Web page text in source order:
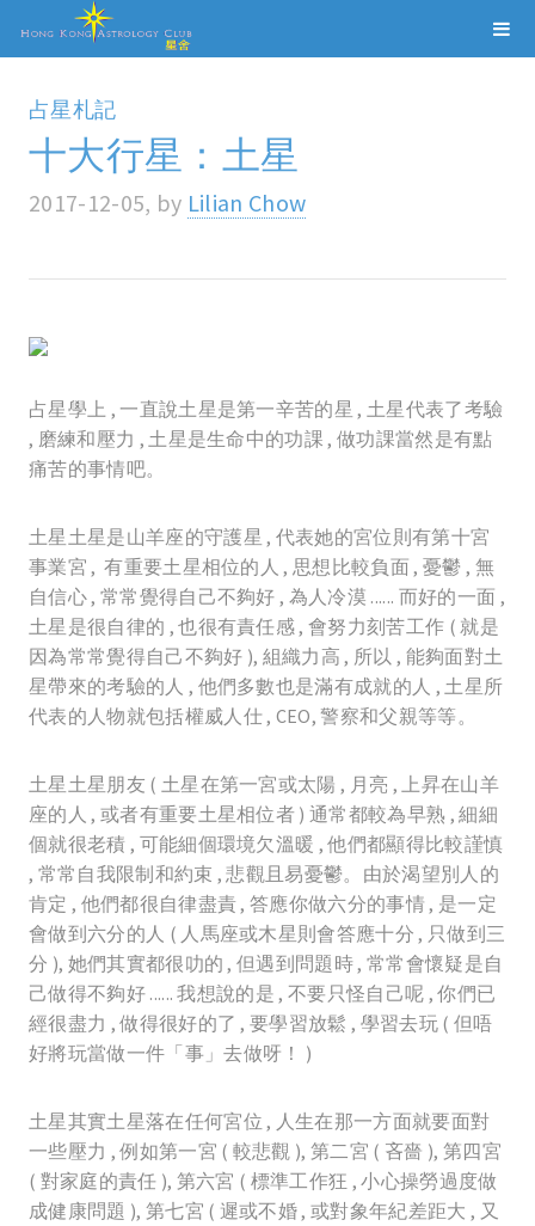
占星札記
十大行星：土星
2017-12-05, by Lilian Chow
占星學上 , 一直說土星是第一辛苦的星 , 土星代表了考驗
, 磨練和壓力 , 土星是生命中的功課 , 做功課當然是有點
痛苦的事情吧。
土星土星是山羊座的守護星 , 代表她的宮位則有第十宮
事業宮 , 有重要土星相位的人 , 思想比較負面 , 憂鬱 , 無
自信心 , 常常覺得自己不夠好 , 為人冷漠 ...... 而好的一面 ,
土星是很自律的 , 也很有責任感 , 會努力刻苦工作 ( 就是
因為常常覺得自己不夠好 ), 組織力高 , 所以 , 能夠面對土
星帶來的考驗的人 , 他們多數也是滿有成就的人 , 土星所
代表的人物就包括權威人仕 , CEO, 警察和父親等等。
土星土星朋友 ( 土星在第一宮或太陽 , 月亮 , 上昇在山羊
座的人 , 或者有重要土星相位者 ) 通常都較為早熟 , 細細
個就很老積 , 可能細個環境欠溫暖 , 他們都顯得比較謹慎
, 常常自我限制和約束 , 悲觀且易憂鬱。由於渴望別人的
肯定 , 他們都很自律盡責 , 答應你做六分的事情 , 是一定
會做到六分的人 ( 人馬座或木星則會答應十分 , 只做到三
分 ), 她們其實都很叻的 , 但遇到問題時 , 常常會懷疑是自
己做得不夠好 ...... 我想說的是 , 不要只怪自己呢 , 你們已
經很盡力 , 做得很好的了 , 要學習放鬆 , 學習去玩 ( 但唔
好將玩當做一件「事」去做呀！ )
土星其實土星落在任何宮位 , 人生在那一方面就要面對
一些壓力 , 例如第一宮 ( 較悲觀 ), 第二宮 ( 吝嗇 ), 第四宮
( 對家庭的責任 ), 第六宮 ( 標準工作狂 , 小心操勞過度做
成健康問題 ), 第七宮 ( 遲或不婚 , 或對象年紀差距大 , 又